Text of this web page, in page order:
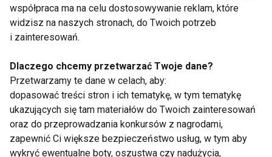
Dlaczego po obiedzie
chce ci się spać?
Dietetyk wyjaśnia 7
najczęstszych
przyczyn
Jedzenie oczami. Jak
kolor talerza wpływa
na apetyt?
współpraca ma na celu dostosowywanie reklam, które
widzisz na naszych stronach, do Twoich potrzeb
i zainteresowań.
Dlaczego chcemy przetwarzać Twoje dane?
Przetwarzamy te dane w celach, aby:
dopasować treści stron i ich tematykę, w tym tematykę
ukazujących się tam materiałów do Twoich zainteresowań
oraz do przeprowadzania konkursów z nagrodami,
zapewnić Ci większe bezpieczeństwo usług, w tym aby
wykryć ewentualne boty, oszustwa czy nadużycia,